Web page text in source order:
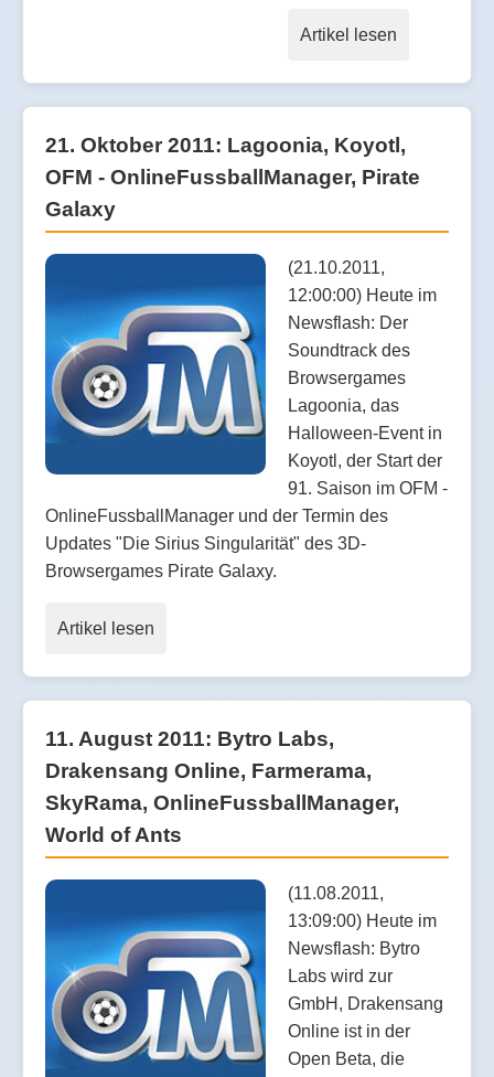
Artikel lesen
21. Oktober 2011: Lagoonia, Koyotl,
OFM - OnlineFussballManager, Pirate
Galaxy
(21.10.2011,
12:00:00) Heute im
Newsflash: Der
Soundtrack des
Browsergames
Lagoonia, das
Halloween-Event in
Koyotl, der Start der
91. Saison im OFM -
OnlineFussballManager und der Termin des
Updates "Die Sirius Singularität" des 3D-
Browsergames Pirate Galaxy.
Artikel lesen
11. August 2011: Bytro Labs,
Drakensang Online, Farmerama,
SkyRama, OnlineFussballManager,
World of Ants
(11.08.2011,
13:09:00) Heute im
Newsflash: Bytro
Labs wird zur
GmbH, Drakensang
Online ist in der
Open Beta, die